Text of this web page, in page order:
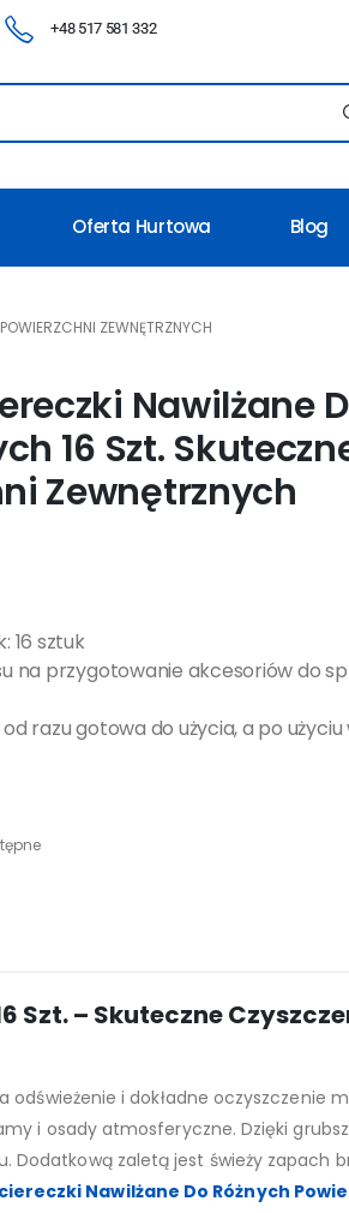
+48 517 581 332
Oferta Hurtowa Blog
ZEWNĘTRZNYCH
Nawilżane
16 Szt.
Zewnętrznych
16 sztuk
na przygotowanie akcesoriów do
razu gotowa do użycia, a po
Szt. – Skuteczne
odświeżenie i dokładne
i osady atmosferyczne. Dzięki
zaletą jest świeży zapach
Nawilżane Do Różnych